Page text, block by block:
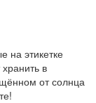
на этикетке
в
от солнца